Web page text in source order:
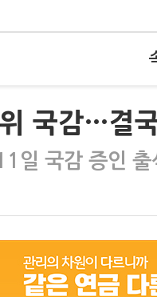
국감…결
일 국감 증인